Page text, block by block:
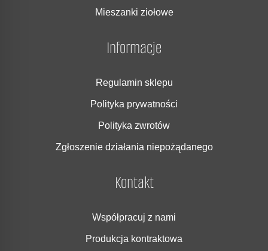
Mieszanki ziołowe
Informacje
Regulamin sklepu
Polityka prywatności
Polityka zwrotów
Zgłoszenie działania niepożądanego
Kontakt
Współpracuj z nami
Produkcja kontraktowa